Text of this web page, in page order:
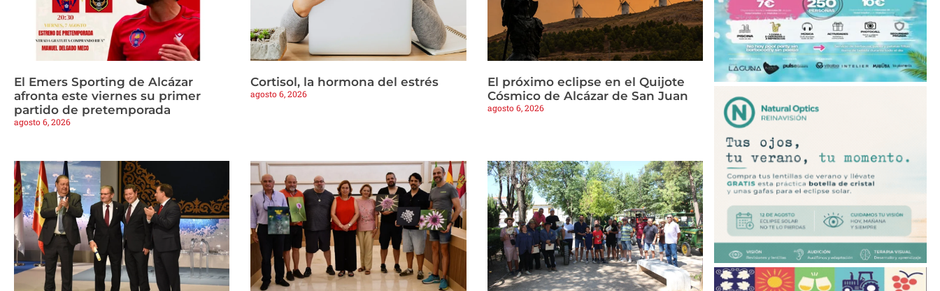
El Emers Sporting de Alcázar
afronta este viernes su primer
partido de pretemporada
agosto 6, 2026
Cortisol, la hormona del estrés
agosto 6, 2026
El próximo eclipse en el Quijote
Cósmico de Alcázar de San Juan
agosto 6, 2026